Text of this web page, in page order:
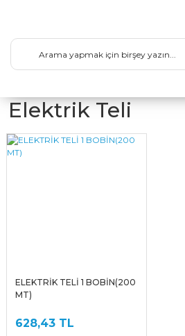
Elektrik Teli
ELEKTRİK TELİ 1 BOBİN(200
MT)
628,43 TL